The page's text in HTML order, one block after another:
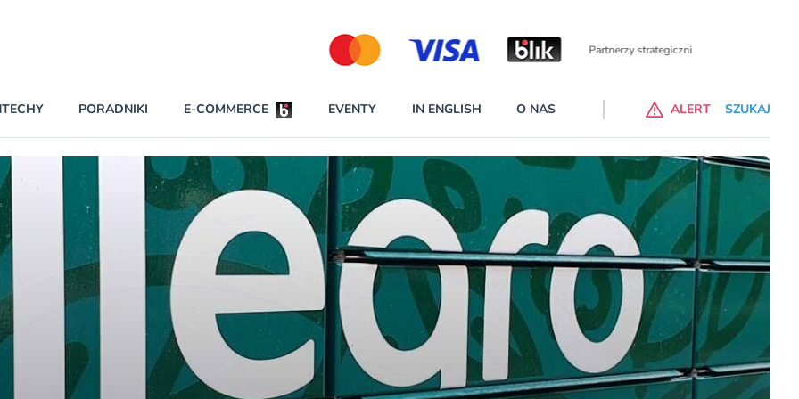
Partnerzy wspierający
BEZPIECZEŃSTWO
INNI NAPISALI
RAPORTY SPECJALNE
NAJCZĘŚCIEJ CZYTANE
Darmowy dostęp do ChataGPT Go dla klientów Revoluta. Nowy benefit we
wszystkich planach
W najniższych planach – Standard i Plus – z usługi będzie można korzsytać za
darmo przez trzy miesiące
Czytaj więcej
PORADNIKI E-COMMERCE EVENTY IN ENGLISH O NAS ALERT SZUKAJ